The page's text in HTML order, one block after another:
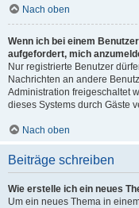
Nach oben
Wenn ich bei einem
aufgefordert, mich
Nur registrierte Benutzer
Nachrichten an andere
Administration freigeschaltet
dieses Systems durch Gäste
Nach oben
Beiträge schreiben
Wie erstelle ich ein neues
Um ein neues Thema in